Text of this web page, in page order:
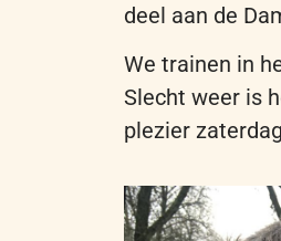
deel aan de
We trainen in
Slecht weer is
plezier